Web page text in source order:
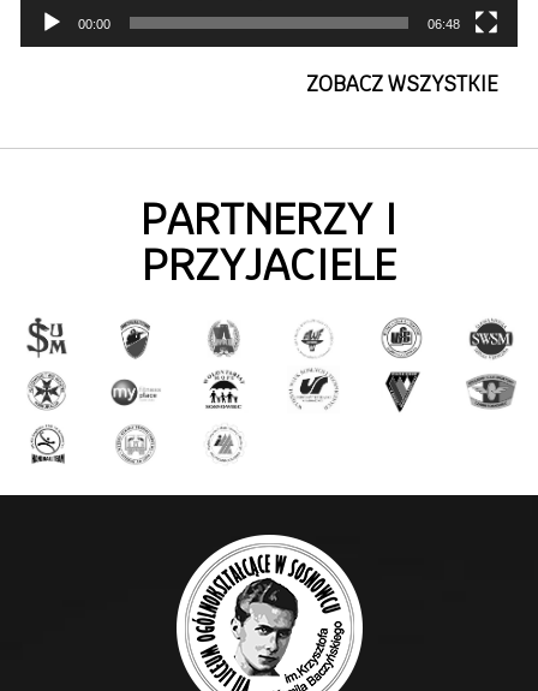
00:00 06:48
ZOBACZ WSZYSTKIE
PARTNERZY I
PRZYJACIELE